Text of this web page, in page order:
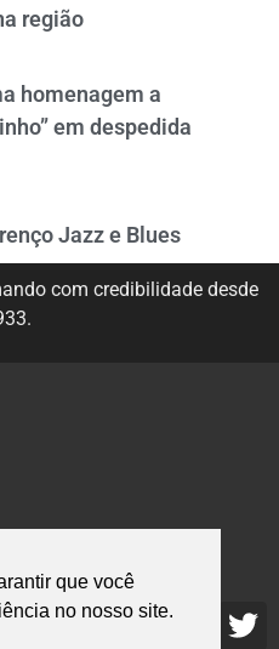
que você
no nosso site.
região
homenagem a
em despedida
Jazz e Blues
com credibilidade desde